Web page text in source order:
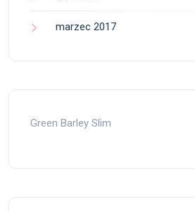
marzec 2017
Green Barley Slim